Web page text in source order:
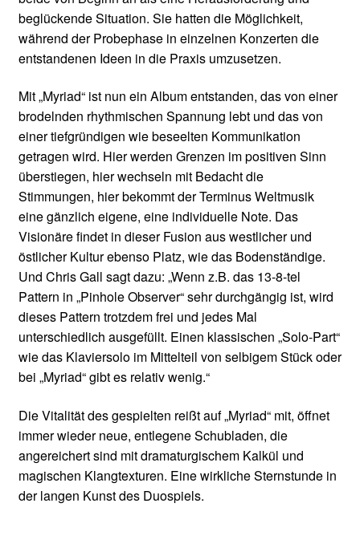
beglückende Situation. Sie hatten die Möglichkeit,
während der Probephase in einzelnen Konzerten die
entstandenen Ideen in die Praxis umzusetzen.
Mit „Myriad“ ist nun ein Album entstanden, das von einer
brodelnden rhythmischen Spannung lebt und das von
einer tiefgründigen wie beseelten Kommunikation
getragen wird. Hier werden Grenzen im positiven Sinn
überstiegen, hier wechseln mit Bedacht die
Stimmungen, hier bekommt der Terminus Weltmusik
eine gänzlich eigene, eine individuelle Note. Das
Visionäre findet in dieser Fusion aus westlicher und
östlicher Kultur ebenso Platz, wie das Bodenständige.
Und Chris Gall sagt dazu: „Wenn z.B. das 13-8-tel
Pattern in „Pinhole Observer“ sehr durchgängig ist, wird
dieses Pattern trotzdem frei und jedes Mal
unterschiedlich ausgefüllt. Einen klassischen „Solo-Part“
wie das Klaviersolo im Mittelteil von selbigem Stück oder
bei „Myriad“ gibt es relativ wenig.“
Die Vitalität des gespielten reißt auf „Myriad“ mit, öffnet
immer wieder neue, entlegene Schubladen, die
angereichert sind mit dramaturgischem Kalkül und
magischen Klangtexturen. Eine wirkliche Sternstunde in
der langen Kunst des Duospiels.